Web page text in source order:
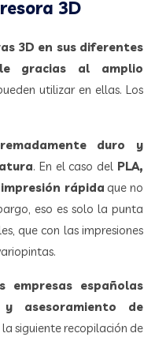
3D
3D en sus diferentes
gracias al amplio
utilizar en ellas. Los
duro y
. En el caso del PLA,
rápida que no
eso es solo la punta
que con las impresiones
empresas españolas
asesoramiento de
siguiente recopilación de